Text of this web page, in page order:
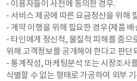
- 이용자들이 사전에 동의한 경우.
- 서비스 제공에 따른 요금정산을 위해
- 계약 이행을 위해 필요한 경우(제품
- 타인에게 정신적, 물질적 피해를 줌으
위해 고객정보를 공개해야 한다고 판단
- 통계작성, 마케팅분석 또는 시장조사
식별할 수 없는 형태로 가공하여 외부
이름
연락처
센터